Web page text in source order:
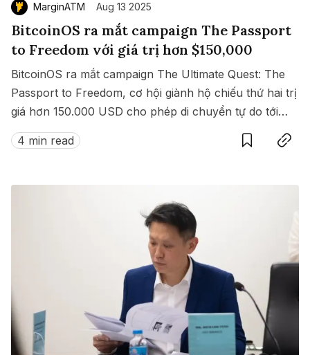
MarginATM Aug 13 2025
BitcoinOS ra mắt campaign The Passport
to Freedom với giá trị hơn $150,000
BitcoinOS ra mắt campaign The Ultimate Quest: The
Passport to Freedom, cơ hội giành hộ chiếu thứ hai trị
giá hơn 150.000 USD cho phép di chuyển tự do tới
hàng loạt quốc gia không cần visa.
4 min read
SaveCopy link